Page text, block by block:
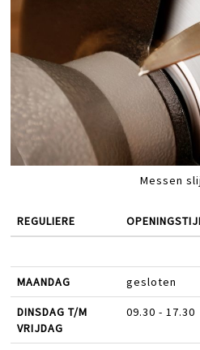
Messen
REGULIERE
MAANDAG gesloten
DINSDAG T/M
VRIJDAG
09.30 - 17.30